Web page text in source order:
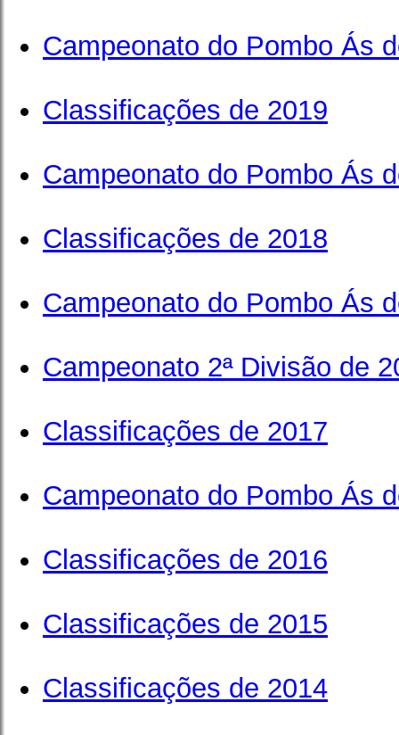
Campeonato do Pombo Ás
Classificações de 2019
Campeonato do Pombo Ás
Classificações de 2018
Campeonato do Pombo Ás
Campeonato 2ª Divisão de
Classificações de 2017
Campeonato do Pombo Ás
Classificações de 2016
Classificações de 2015
Classificações de 2014